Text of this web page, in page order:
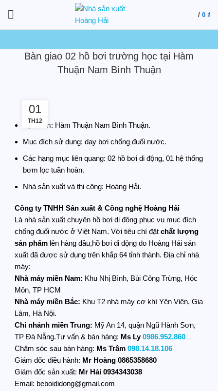
/ 0 ₫
Bàn giao 02 hồ bơi trường học tại Hàm
Thuận Nam Bình Thuận
01
TH12
Địa điểm: Hàm Thuận Nam Bình Thuận.
Mục đích sử dụng: dạy bơi chống đuối nước.
Các hạng mục liên quang: 02 hồ bơi di động, 01 hệ thống
bơm lọc tuần hoàn.
Nhà sản xuất và thi công: Hoàng Hải.
Công ty TNHH Sản xuất & Công nghệ Hoàng Hải
Là nhà sản xuất chuyên hồ bơi di động phục vụ mục đích
chống đuối nước ở Việt Nam. Với tiêu chí đặt chất lượng
sản phẩm lên hàng đầu,hồ bơi di động do Hoàng Hải sản
xuất đã được sử dụng trên khắp 64 tỉnh thành. Địa chỉ nhà
máy:
Nhà máy miền Nam: Khu Nhị Bình, Bùi Công Trừng, Hóc
Môn, TP HCM
Nhà máy miền Bắc: Khu T2 nhà máy cơ khí Yên Viên, Gia
Lâm, Hà Nội.
Chi nhánh miền Trung: Mỹ An 14, quận Ngũ Hành Sơn,
TP Đà Nẵng.Tư vấn & bán hàng: Ms Ly0986.952.860
Chăm sóc sau bán hàng: Ms Trâm 098.14.18.106
Giám đốc điều hành: Mr Hoàng 0865358680
Giám đốc sản xuất: Mr Hải 0934343038
Email: beboididong@gmail.com